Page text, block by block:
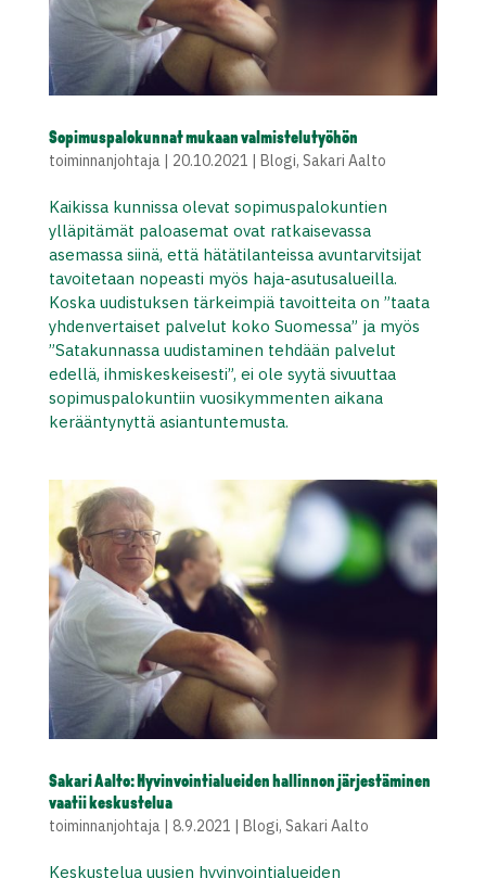
Sopimuspalokunnat mukaan valmistelutyöhön
toiminnanjohtaja| 20.10.2021 | Blogi, Sakari Aalto
Kaikissa kunnissa olevat sopimuspalokuntien
ylläpitämät paloasemat ovat ratkaisevassa
asemassa siinä, että hätätilanteissa avuntarvitsijat
tavoitetaan nopeasti myös haja-asutusalueilla.
Koska uudistuksen tärkeimpiä tavoitteita on ”taata
yhdenvertaiset palvelut koko Suomessa” ja myös
”Satakunnassa uudistaminen tehdään palvelut
edellä, ihmiskeskeisesti”, ei ole syytä sivuuttaa
sopimuspalokuntiin vuosikymmenten aikana
kerääntynyttä asiantuntemusta.
Sakari Aalto: Hyvinvointialueiden hallinnon järjestäminen
vaatii keskustelua
toiminnanjohtaja| 8.9.2021 | Blogi, Sakari Aalto
Keskustelua uusien hyvinvointialueiden